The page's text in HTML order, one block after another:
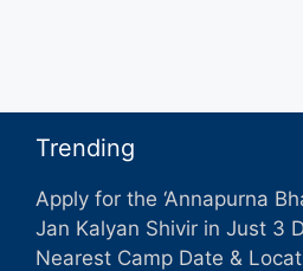
Trending
Apply for the ‘Annapurna
Jan Kalyan Shivir in Just 3
Nearest Camp Date &